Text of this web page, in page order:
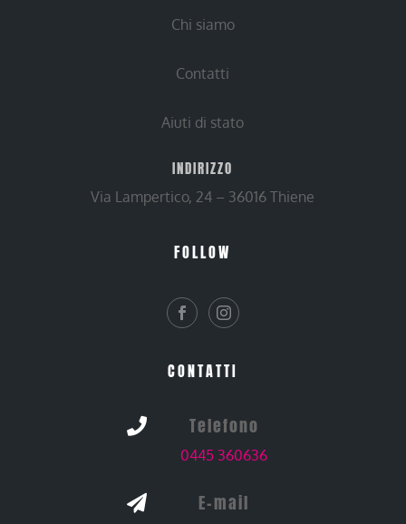
Chi siamo
Contatti
Aiuti di stato
INDIRIZZO
Via Lampertico, 24 – 36016 Thiene
FOLLOW
CONTATTI
 Telefono
0445 360636
 E-mail